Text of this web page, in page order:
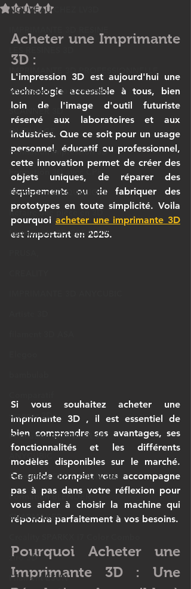
NOUVEAU CHEZ LV3D
IMPRIMANTE 3D PROFESSIONNELLE
Impression à la Demande
SCANNER 3D
OUTILLAGE
Formation impression 3D
Formation 3D avec CPF
Formation 3D QUALIOPI
Refaire une pièce en 3D
Imprimante 3D CREALITY
scanner 3D
Formation SCANNER 3D
ANYCUBIC
Formation CPF FUSION 360
Formation BLENDER
SNAPMAKER
ziro 3D
Filament ESUN
Noté NaN étoiles sur 5.
Acheter une Imprimante
3D :
L'impression 3D est aujourd'hui une
technologie accessible à tous, bien
loin de l'image d'outil futuriste
réservé aux laboratoires et aux
industries. Que ce soit pour un usage
personnel, éducatif ou professionnel,
cette innovation permet de créer des
objets uniques, de réparer des
équipements ou de fabriquer des
prototypes en toute simplicité. Voila
pourquoi acheter une imprimante 3D
est important en 2025.
Si vous souhaitez acheter une
imprimante 3D , il est essentiel de
bien comprendre ses avantages, ses
fonctionnalités et les différents
modèles disponibles sur le marché.
Ce guide complet vous accompagne
pas à pas dans votre réflexion pour
vous aider à choisir la machine qui
répondra parfaitement à vos besoins.
Pourquoi Acheter une
Imprimante 3D : Une